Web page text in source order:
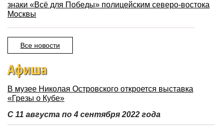
знаки «Всё для Победы» полицейским северо-востока
Москвы
Все новости
Афиша
В музее Николая Островского откроется выставка
«Грезы о Кубе»
С 11 августа по 4 сентября 2022 года